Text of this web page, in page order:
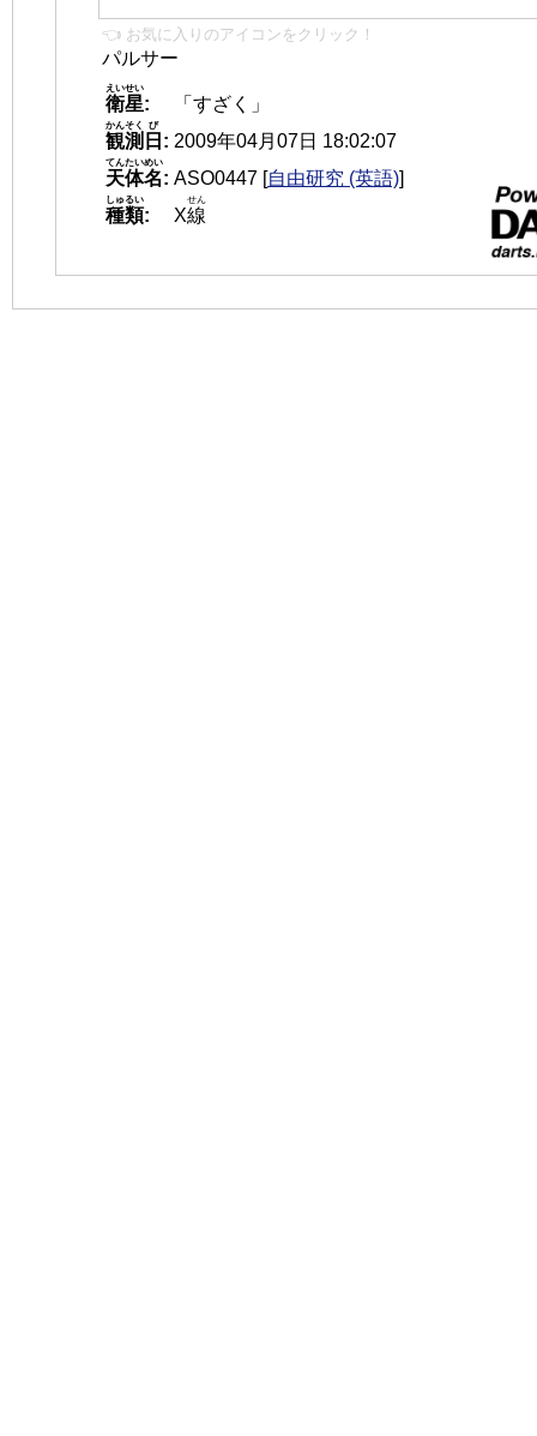
👈 お気に入りのアイコンをクリック！
パルサー
衛星
えいせい
:
「すざく」
観測
かんそく
日
び
: 2009年04月07日 18:02:07
天体名
てんたいめい
: ASO0447 [自由研究 (英語)]
種類
しゅるい
: X線
せん